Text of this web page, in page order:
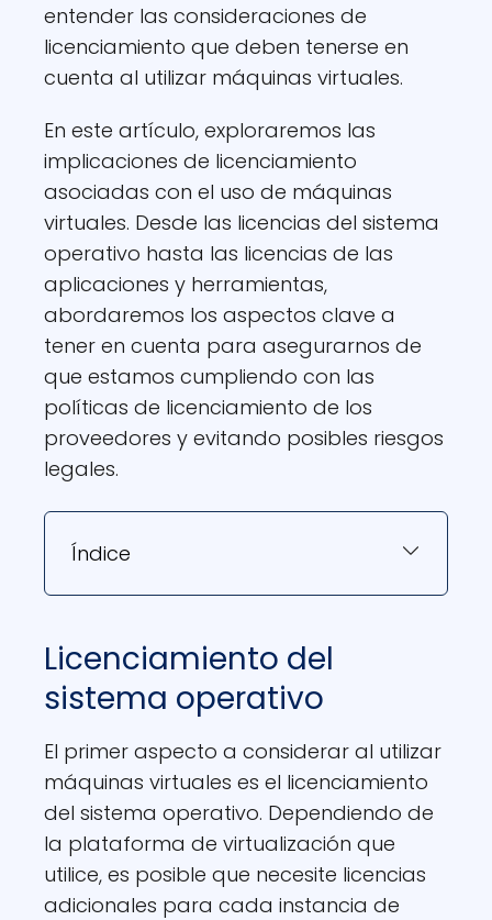
entender las consideraciones de
licenciamiento que deben tenerse en
cuenta al utilizar máquinas virtuales.
En este artículo, exploraremos las
implicaciones de licenciamiento
asociadas con el uso de máquinas
virtuales. Desde las licencias del sistema
operativo hasta las licencias de las
aplicaciones y herramientas,
abordaremos los aspectos clave a
tener en cuenta para asegurarnos de
que estamos cumpliendo con las
políticas de licenciamiento de los
proveedores y evitando posibles riesgos
legales.
Índice
Licenciamiento del
sistema operativo
El primer aspecto a considerar al utilizar
máquinas virtuales es el licenciamiento
del sistema operativo. Dependiendo de
la plataforma de virtualización que
utilice, es posible que necesite licencias
adicionales para cada instancia de